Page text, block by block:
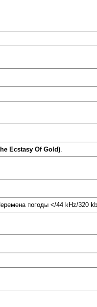
Ecstasy Of Gold).
погоды </44 kHz/320